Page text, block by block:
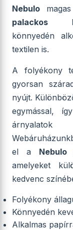
Nebulo
palackos
könnyedén
textilen is.
A folyékony
gyorsan
nyújt.
egymással,
el a
amelyeket
kedvenc
Folyékony
Könnyedén
Alkalmas